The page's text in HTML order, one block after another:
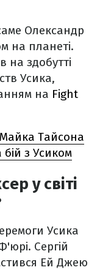
Олександр
на планеті.
на здобутті
Усика,
на Fight
Тайсона
з Усиком
у світі
Усика
Сергій
Ей Джею